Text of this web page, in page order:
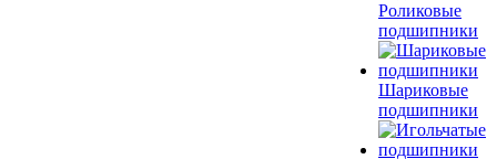
Роликовые
подшипники
Шариковые
подшипники